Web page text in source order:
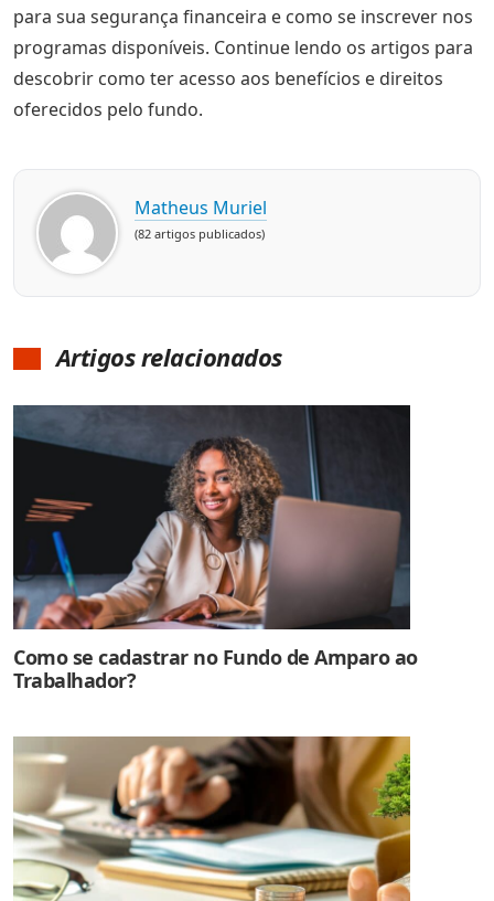
para sua segurança financeira e como se inscrever nos
programas disponíveis. Continue lendo os artigos para
descobrir como ter acesso aos benefícios e direitos
oferecidos pelo fundo.
Matheus Muriel
(82 artigos publicados)
Artigos relacionados
Como se cadastrar no Fundo de Amparo ao
Trabalhador?